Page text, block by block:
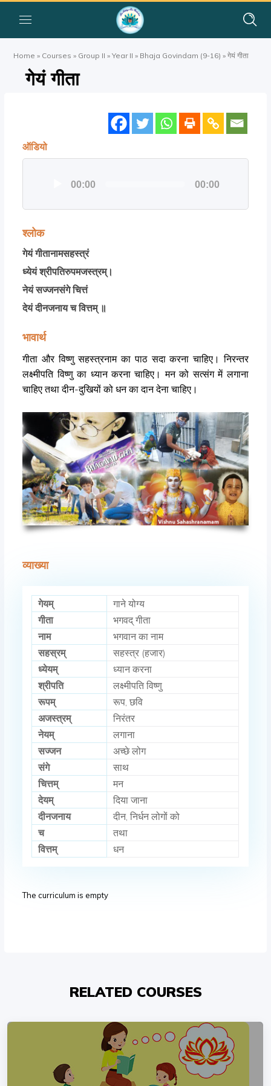
Home » Courses » Group II »Year II » Bhaja Govindam (9-16) »गेयं गीता
गेयं गीता
ऑडियो
00:00 00:00
श्लोक
गेयं गीतानामसहस्त्रं
ध्येयं श्रीपतिरुपमजस्त्रम्।
नेयं सज्जनसंगे चित्तं
देयं दीनजनाय च वित्तम् ॥
भावार्थ
गीता और विष्णु सहस्त्रनाम का पाठ सदा करना चाहिए। निरन्तर
लक्ष्मीपति विष्णु का ध्यान करना चाहिए। मन को सत्संग में लगाना
चाहिए तथा दीन-दुखियों को धन का दान देना चाहिए।
व्याख्या
गेयम्
गाने योग्य
गीता
भगवद् गीता
नाम
भगवान का नाम
सहस्रम्
सहस्त्र (हजार)
ध्येयम्
ध्यान करना
श्रीपति
लक्ष्मीपति विष्णु
रूपम्
रूप, छवि
अजस्त्रम्
निरंतर
नेयम्
लगाना
सज्जन
अच्छे लोग
संगे
साथ
चित्तम्
मन
देयम्
दिया जाना
दीनजनाय
दीन, निर्धन लोगों को
च
तथा
वित्तम्
धन
The curriculum is empty
RELATED COURSES